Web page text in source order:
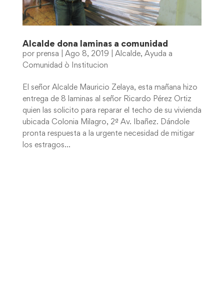
Alcalde dona laminas a comunidad
por prensa Ago 8, 2019 Alcalde, Ayuda a
Comunidad ò Institucion
El señor Alcalde Mauricio Zelaya, esta mañana hizo
entrega de 8 laminas al señor Ricardo Pérez Ortiz
quien las solicito para reparar el techo de su vivienda
ubicada Colonia Milagro, 2ª Av. Ibañez. Dándole
pronta respuesta a la urgente necesidad de mitigar
los estragos...